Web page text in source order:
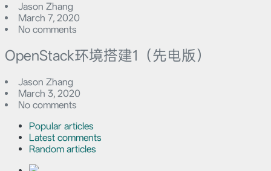
Jason Zhang
March 7, 2020
No comments
OpenStack环境搭建1（先电版）
Jason Zhang
March 3, 2020
No comments
Popular articles
Latest comments
Random articles